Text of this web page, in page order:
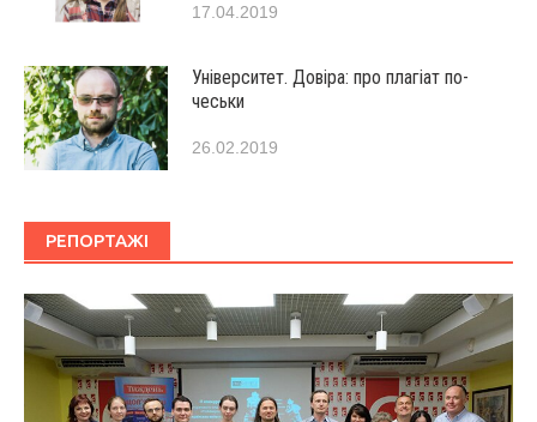
17.04.2019
Університет. Довіра: про плагіат по-
чеськи
26.02.2019
РЕПОРТАЖІ